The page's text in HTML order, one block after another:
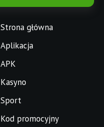
Strona główna
Aplikacja
APK
Kasyno
Sport
Kod promocyjny